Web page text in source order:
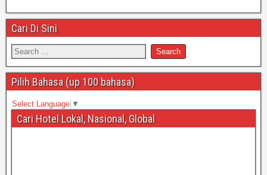
Cari Di Sini
Pilih Bahasa (up 100 bahasa)
Select Language ▼
Cari Hotel Lokal, Nasional, Global